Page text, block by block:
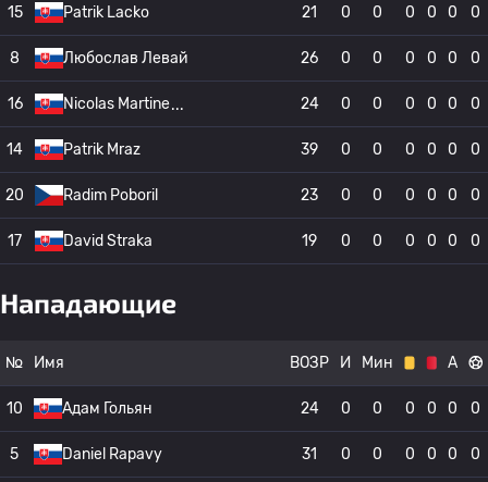
15 Patrik Lacko 21 0 0 0 0 0 0
8 Любослав Левай 26 0 0 0 0 0 0
16 Nicolas Martine 24 0 0 0 0 0 0
14 Patrik Mraz 39 0 0 0 0 0 0
20 Radim Poboril 23 0 0 0 0 0 0
17 David Straka 19 0 0 0 0 0 0
Нападающие
№ Имя ВОЗР И Мин А
10 Адам Гольян 24 0 0 0 0 0 0
5 Daniel Rapavy 31 0 0 0 0 0 0